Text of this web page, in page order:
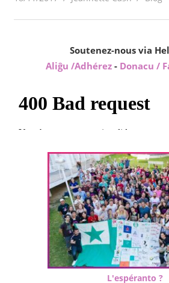
Soutenez-nous via
Aliĝu /Adhérez - Donacu /
L'espéranto ?